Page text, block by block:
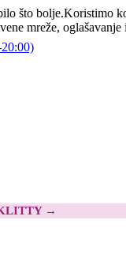
što bolje.Koristimo
mreže,
→